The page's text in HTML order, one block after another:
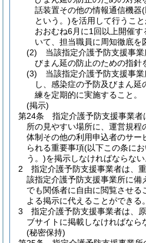
話装置その他の情報通信機器(
という。)を活用して行うこ
おおむね6月に1回以上開催
いて、担当職員に周知徹底を
(2)
当該指定介護予防支援事
びまん延の防止のための指針
(3)
当該指定介護予防支援事
し、感染症の予防及びまん延
練を定期的に実施すること。
(掲示)
第24条
指定介護予防支援事業
所の見やすい場所に、運営規程
体制その他の利用申込者のサー
られる重要事項(以下この条に
う。)を掲示しなければならない
2
指定介護予防支援事業者は、
該指定介護予防支援事業所に備
でも関係者に自由に閲覧させる
よる掲示に代えることができる。
3
指定介護予防支援事業者は、
ブサイトに掲載しなければなら
(秘密保持)